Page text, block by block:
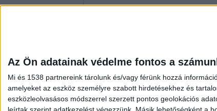
Az Ön adatainak védelme fontos a
Mi és 1538 partnereink tárolunk és/vagy férünk hozzá
amelyeket az eszköz személyre szabott hirdetésekhez és
eszközleolvasásos módszerrel szerzett pontos geolokációs